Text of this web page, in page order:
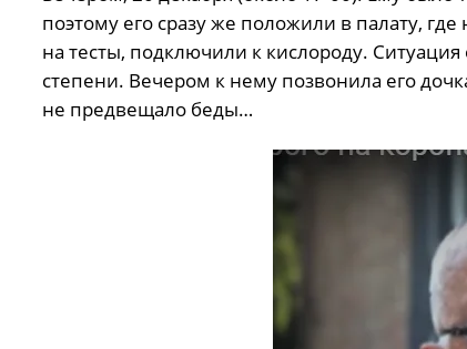
поэтому его сразу же положили в палату,
на тесты, подключили к кислороду.
степени. Вечером к нему позвонила его
не предвещало беды…